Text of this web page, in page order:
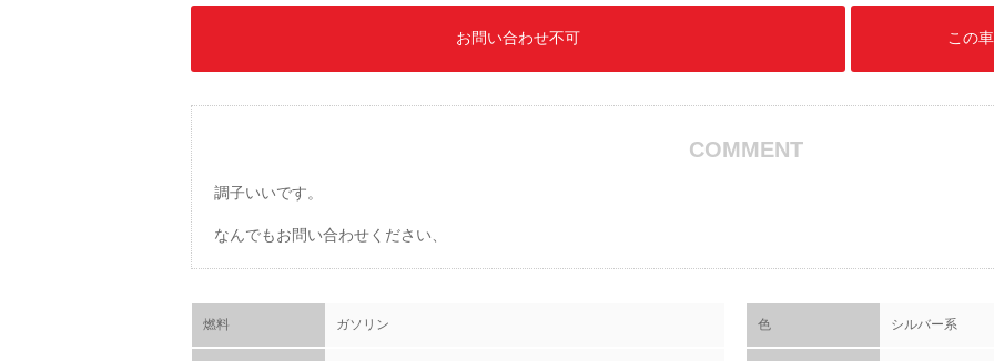
お問い合わせ不可 この
COMMENT
調子いいです。
なんでもお問い合わせください、
燃料 ガソリン 色 シルバー系